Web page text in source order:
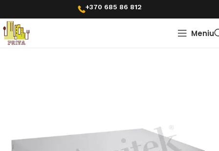
+370 685 86 812
Meniu